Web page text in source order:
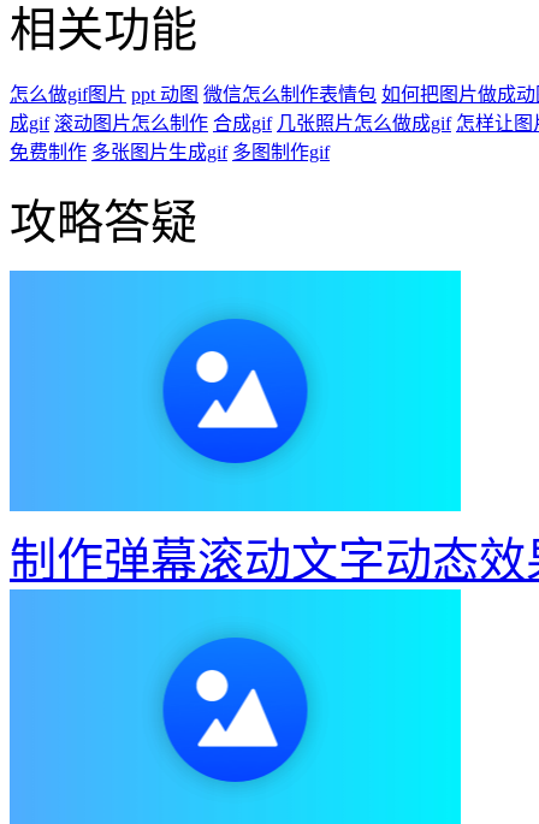
相关功能
怎么做gif图片 ppt 动图 微信怎么制作表情包 如何把图片做成动
成gif 滚动图片怎么制作 合成gif 几张照片怎么做成gif 怎样让图
免费制作 多张图片生成gif 多图制作gif
攻略答疑
制作弹幕滚动文字动态效